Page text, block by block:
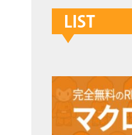
LIST